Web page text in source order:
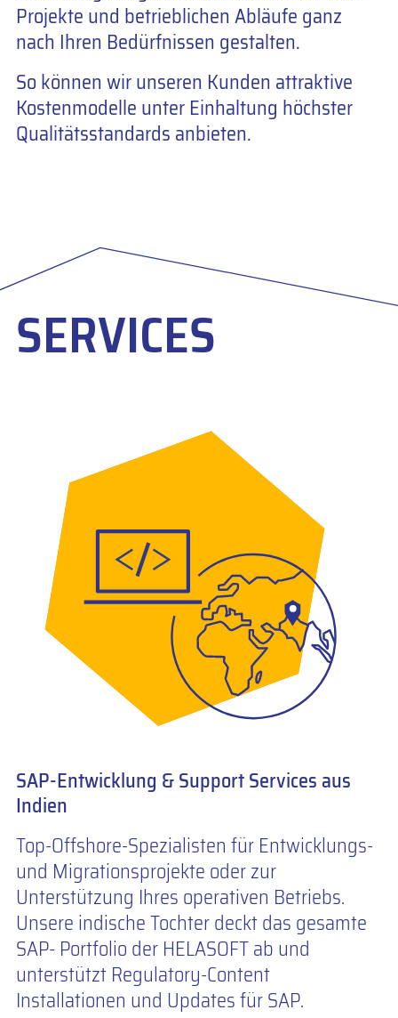
Projekte und betrieblichen Abläufe ganz
nach Ihren Bedürfnissen gestalten.
So können wir unseren Kunden attraktive
Kostenmodelle unter Einhaltung höchster
Qualitätsstandards anbieten.
SERVICES
SAP-Entwicklung & Support Services aus
Indien
Top-Offshore-Spezialisten für Entwicklungs-
und Migrationsprojekte oder zur
Unterstützung Ihres operativen Betriebs.
Unsere indische Tochter deckt das gesamte
SAP- Portfolio der HELASOFT ab und
unterstützt Regulatory-Content
Installationen und Updates für SAP.